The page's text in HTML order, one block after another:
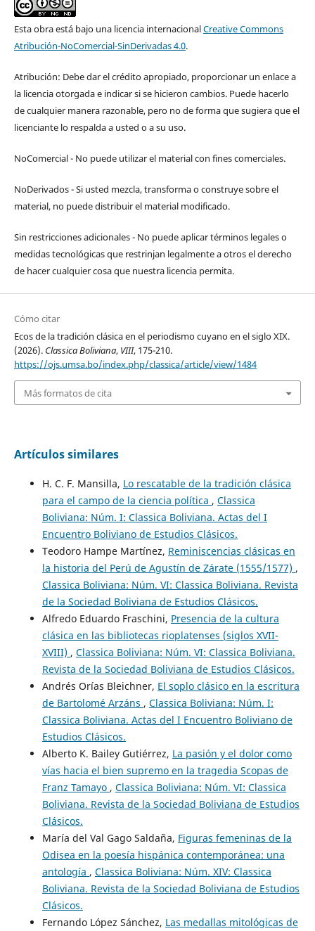
Esta obra está bajo una licencia internacionalCreative Commons
Atribución-NoComercial-SinDerivadas 4.0.
Atribución: Debe dar el crédito apropiado, proporcionar un enlace a
la licencia otorgada e indicar si se hicieron cambios. Puede hacerlo
de cualquier manera razonable, pero no de forma que sugiera que el
licenciante lo respalda a usted o a su uso.
NoComercial - No puede utilizar el material con fines comerciales.
NoDerivados - Si usted mezcla, transforma o construye sobre el
material, no puede distribuir el material modificado.
Sin restricciones adicionales - No puede aplicar términos legales o
medidas tecnológicas que restrinjan legalmente a otros el derecho
de hacer cualquier cosa que nuestra licencia permita.
Cómo citar
Ecos de la tradición clásica en el periodismo cuyano en el siglo XIX.
(2026). Classica Boliviana, VIII, 175-210.
https://ojs.umsa.bo/index.php/classica/article/view/1484
Más formatos de cita
Artículos similares
H. C. F. Mansilla, Lo rescatable de la tradición clásica
para el campo de la ciencia política , Classica
Boliviana: Núm. I: Classica Boliviana. Actas del I
Encuentro Boliviano de Estudios Clásicos.
Teodoro Hampe Martínez, Reminiscencias clásicas en
la historia del Perú de Agustín de Zárate (1555/1577) ,
Classica Boliviana: Núm. VI: Classica Boliviana. Revista
de la Sociedad Boliviana de Estudios Clásicos.
Alfredo Eduardo Fraschini, Presencia de la cultura
clásica en las bibliotecas rioplatenses (siglos XVII-
XVIII) , Classica Boliviana: Núm. VI: Classica Boliviana.
Revista de la Sociedad Boliviana de Estudios Clásicos.
Andrés Orías Bleichner, El soplo clásico en la escritura
de Bartolomé Arzáns , Classica Boliviana: Núm. I:
Classica Boliviana. Actas del I Encuentro Boliviano de
Estudios Clásicos.
Alberto K. Bailey Gutiérrez, La pasión y el dolor como
vías hacia el bien supremo en la tragedia Scopas de
Franz Tamayo , Classica Boliviana: Núm. VI: Classica
Boliviana. Revista de la Sociedad Boliviana de Estudios
Clásicos.
María del Val Gago Saldaña, Figuras femeninas de la
Odisea en la poesía hispánica contemporánea: una
antología , Classica Boliviana: Núm. XIV: Classica
Boliviana. Revista de la Sociedad Boliviana de Estudios
Clásicos.
Fernando López Sánchez, Las medallas mitológicas de